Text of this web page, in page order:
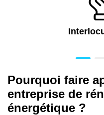
Pourquoi faire
entreprise de
énergétique ?